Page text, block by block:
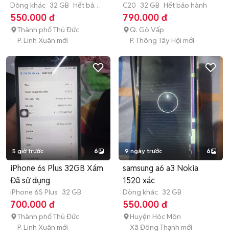
Dòng khác 32 GB Hết bảo
hành
550.000 đ
Thành phố Thủ Đức
P. Linh Xuân mới
C20 32 GB Hết bảo hành
790.000 đ
Q. Gò Vấp
P. Thông Tây Hội mới
5 giờ trước 6
iPhone 6s Plus 32GB Xám
Đã sử dụng
iPhone 6S Plus 32 GB
700.000 đ
Thành phố Thủ Đức
P. Linh Xuân mới
9 ngày trước 6
samsung a6 a3 Nokia
1520 xác
Dòng khác 32 GB
550.000 đ
Huyện Hóc Môn
Xã Đông Thạnh mới